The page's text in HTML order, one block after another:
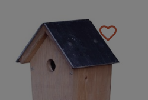
favorite_border